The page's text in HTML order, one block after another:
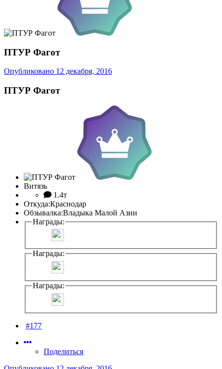
ПТУР Фагот
Опубликовано 12 декабря, 2016
ПТУР Фагот
Витязь
1.4т
Откуда:Краснодар
Обзывалка:Владыка Малой Азии
Награды:
Награды:
Награды:
#177
Поделиться